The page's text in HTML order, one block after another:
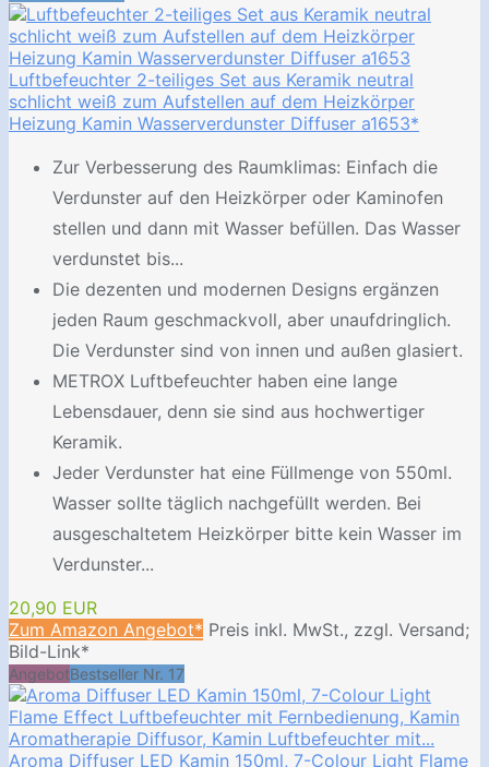
Luftbefeuchter 2-teiliges Set aus Keramik neutral
schlicht weiß zum Aufstellen auf dem Heizkörper
Heizung Kamin Wasserverdunster Diffuser a1653*
Zur Verbesserung des Raumklimas: Einfach die
Verdunster auf den Heizkörper oder Kaminofen
stellen und dann mit Wasser befüllen. Das Wasser
verdunstet bis...
Die dezenten und modernen Designs ergänzen
jeden Raum geschmackvoll, aber unaufdringlich.
Die Verdunster sind von innen und außen glasiert.
METROX Luftbefeuchter haben eine lange
Lebensdauer, denn sie sind aus hochwertiger
Keramik.
Jeder Verdunster hat eine Füllmenge von 550ml.
Wasser sollte täglich nachgefüllt werden. Bei
ausgeschaltetem Heizkörper bitte kein Wasser im
Verdunster...
20,90 EUR
Zum Amazon Angebot* Preis inkl. MwSt., zzgl. Versand;
Bild-Link*
AngebotBestseller Nr. 17
Aroma Diffuser LED Kamin 150ml, 7-Colour Light Flame